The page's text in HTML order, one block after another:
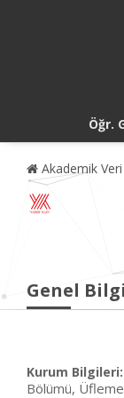
Öğr.
Akademik
Genel
Kurum Bilgileri:
Bölümü,